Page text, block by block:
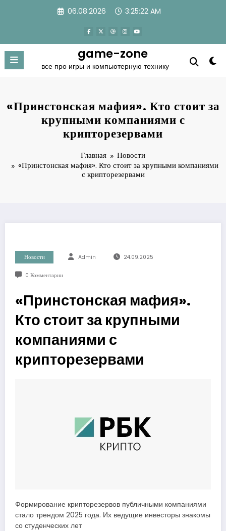
06.08.2026 3:25:23 AM
game-zone
все про игры и компьютерную технику
«Принстонская мафия». Кто стоит за
крупными компаниями с
крипторезервами
Главная
Новости
«Принстонская мафия». Кто стоит за крупными компаниями
с крипторезервами
Новости Admin 24.09.2025
0 Комментарии
«Принстонская мафия».
Кто стоит за крупными
компаниями с
крипторезервами
Формирование крипторезервов публичными компаниями
стало трендом 2025 года. Их ведущие инвесторы знакомы
со студенческих лет